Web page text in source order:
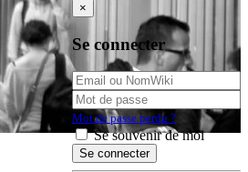
×
Se connecter
Mot de passe perdu ?
Se souvenir de moi